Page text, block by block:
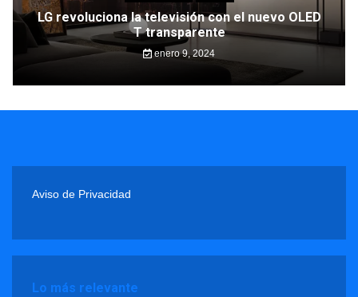
LG revoluciona la televisión con el nuevo OLED
T transparente
enero 9, 2024
Aviso de Privacidad
Lo más relevante